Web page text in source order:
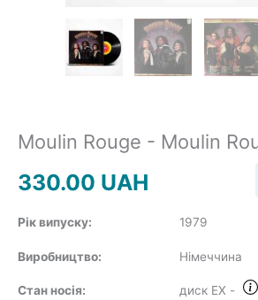
Moulin Rouge - Moulin
330.00 UAH
Рік випуску: 1979
Виробництво: Німеччина
Стан носія: диск EX -
POP
SOUNDTRACK